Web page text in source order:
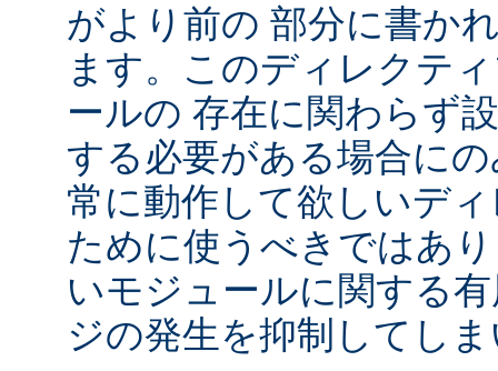
がより前の 部分に書か
ます。このディレクテ
ールの 存在に関わらず
する必要がある場合に
常に動作して欲しいデ
ために使うべきではあ
いモジュールに関する
ジの発生を抑制してし